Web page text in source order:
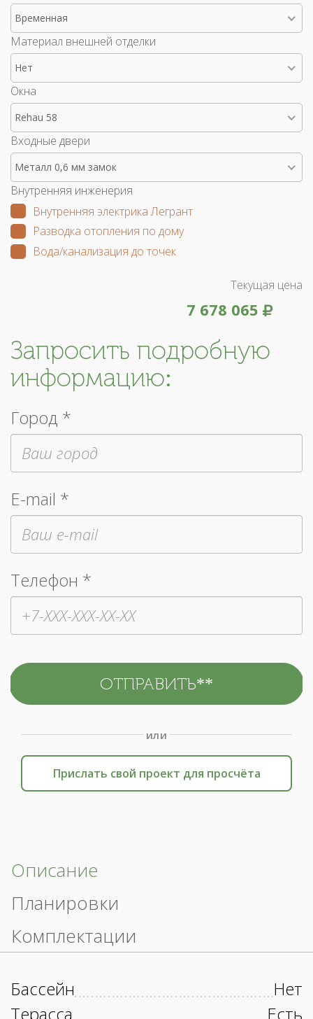
Временная
Материал внешней отделки
Нет
Окна
Rehau 58
Входные двери
Металл 0,6 мм замок
Внутренняя инженерия
Внутренняя электрика Легрант
Разводка отопления по дому
Вода/канализация до точек
Текущая цена
7 678 065
Запросить подробную
информацию:
Город *
E-mail *
Телефон *
или
Прислать свой проект для просчёта
Описание
Планировки
Комплектации
Бассейн
Нет
Терасса
Есть